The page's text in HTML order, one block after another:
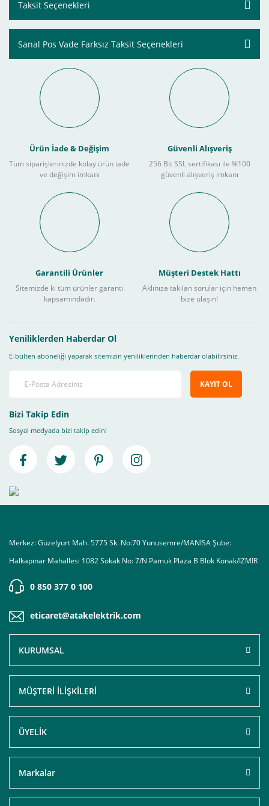
Taksit Seçenekleri
Sanal Pos Vade Farksız Taksit Seçenekleri
Ürün İade & Değişim
Tüm siparişlerinizde kolay ürün iade
ve değişim imkanı
Güvenli Alışveriş
256 Bit SSL sertifikası ile %100
güvenli alışveriş imkanı
Garantili Ürünler
Sitemizde ki tüm ürünler garanti
kapsamındadır.
Müşteri Destek Hattı
Aklınıza takılan sorular için hemen
bize ulaşın!
Yeniliklerden Haberdar Ol
E-bülten aboneliği yaparak sitemizin yeniliklerinden haberdar olabilirsiniz.
KAYIT OL
Bizi Takip Edin
Sosyal medyada bizi takip edin!
Merkez: Güzelyurt Mah. 5775 Sk. No:70 Yunusemre/MANİSA Şube:
Halkapınar Mahallesi 1082 Sokak No: 7/N Pamuk Plaza B Blok Konak/İZMİR
0 850 377 0 100
eticaret@atakelektrik.com
KURUMSAL
MÜŞTERİ İLİŞKİLERİ
ÜYELİK
Markalar